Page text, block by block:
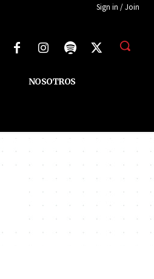
Sign in / Join
NOSOTROS